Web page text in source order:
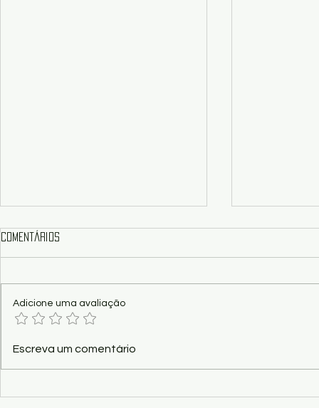
Poesia - Rio Paraguai, berço de
Athayde Nery
musical de
Comentários
Adicione uma avaliação
Escreva um comentário